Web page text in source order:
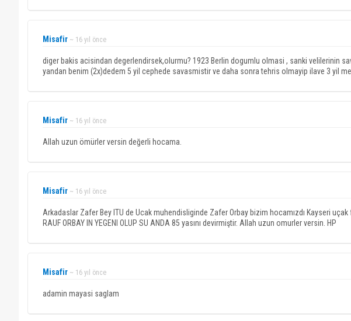
Misafir ~ 16 yıl önce
diger bakis acisindan degerlendirsek,olurmu? 1923 Berlin dogumlu olmasi , sanki velilerinin
yandan benim (2x)dedem 5 yil cephede savasmistir ve daha sonra tehris olmayip ilave 3 yil
Misafir ~ 16 yıl önce
Allah uzun ömürler versin değerli hocama.
Misafir ~ 16 yıl önce
Arkadaslar Zafer Bey ITU de Ucak muhendisliginde Zafer Orbay bizim hocamızdı Kayseri uçak
RAUF ORBAY IN YEGENI OLUP SU ANDA 85 yasını devirmiştir. Allah uzun omurler versin. HP
Misafir ~ 16 yıl önce
adamin mayasi saglam